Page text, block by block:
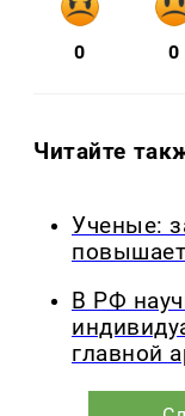
0 0
Читайте
Ученые:
В РФ
главной